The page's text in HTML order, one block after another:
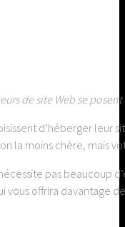
de site Web se
d’héberger leur
la moins chère, mais
pas beaucoup
vous offrira davantage